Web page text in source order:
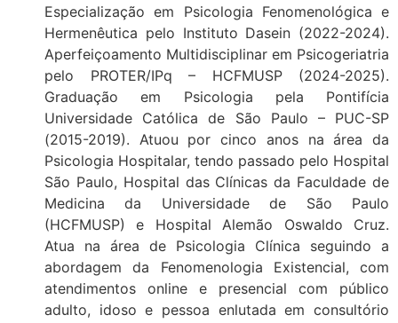
Especialização em Psicologia Fenomenológica e
Hermenêutica pelo Instituto Dasein (2022-2024).
Aperfeiçoamento Multidisciplinar em Psicogeriatria
pelo PROTER/IPq – HCFMUSP (2024-2025).
Graduação em Psicologia pela Pontifícia
Universidade Católica de São Paulo – PUC-SP
(2015-2019). Atuou por cinco anos na área da
Psicologia Hospitalar, tendo passado pelo Hospital
São Paulo, Hospital das Clínicas da Faculdade de
Medicina da Universidade de São Paulo
(HCFMUSP) e Hospital Alemão Oswaldo Cruz.
Atua na área de Psicologia Clínica seguindo a
abordagem da Fenomenologia Existencial, com
atendimentos online e presencial com público
adulto, idoso e pessoa enlutada em consultório